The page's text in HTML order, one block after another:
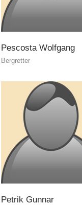
Pistenrettung
Pescosta Wolfgang
Bergretter
Petrik Gunnar